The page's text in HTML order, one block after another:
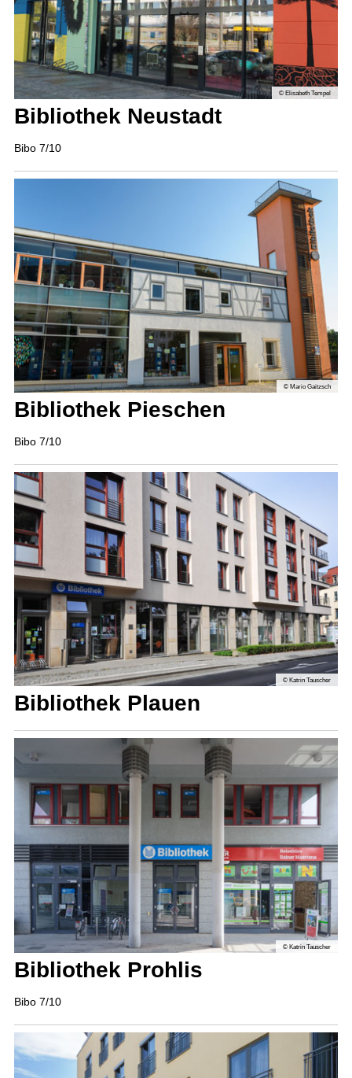
© Elisabeth Tempel
Bibliothek Neustadt
Bibo 7/10
© Mario Gaitzsch
Bibliothek Piesch­en
Bibo 7/10
© Katrin Tauscher
Bibliothek Plauen
© Katrin Tauscher
Bibliothek Prohlis
Bibo 7/10